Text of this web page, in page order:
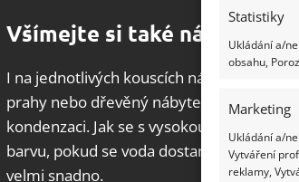
Statistiky
Ukládání a/
obsahu,
Marketing
Ukládání a/
Vytváření
reklamy,
Všímejte si také nábytku
I na jednotlivých kouscích nábytku se
prahy nebo dřevěný nábytek. Na
kondenzaci. Jak se s vysokou vlhkostí
barvu, pokud se voda dostane dovnitř
velmi snadno.